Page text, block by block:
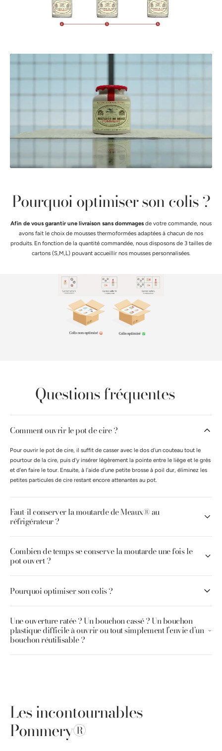
Pourquoi optimiser son colis ?
Afin de vous garantir une livraison sans dommages de votre commande, nous
avons fait le choix de mousses thermoformées adaptées à chacun de nos
produits. En fonction de la quantité commandée, nous disposons de 3 tailles de
cartons (S,M,L) pouvant accueillir nos mousses personnalisées.
Questions fréquentes
Comment ouvrir le pot de cire ?
Pour ouvrir le pot de cire, il suffit de casser avec le dos d'un couteau tout le
pourtour de la cire, puis d'y insérer légèrement la pointe entre le liège et le grès
et d'en faire le tour. Ensuite, à l'aide d'une petite brosse à poil dur, éliminez les
petites particules de cire restant encore attenantes au pot.
Faut-il conserver la moutarde de Meaux® au
réfrigérateur ?
Combien de temps se conserve la moutarde une fois le
pot ouvert ?
Pourquoi optimiser son colis ?
Une ouverture ratée ? Un bouchon cassé ? Un bouchon
plastique difficile à ouvrir ou tout simplement l’envie d’un
bouchon réutilisable ?
Les incontournables
Pommery®